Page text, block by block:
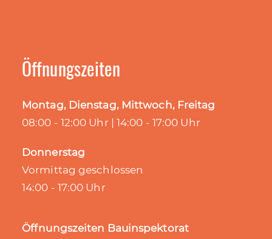
Öffnungszeiten
Montag, Dienstag, Mittwoch, Freitag
08:00 - 12:00 Uhr | 14:00 - 17:00 Uhr
Donnerstag
Vormittag geschlossen
14:00 - 17:00 Uhr
Öffnungszeiten Bauinspektorat